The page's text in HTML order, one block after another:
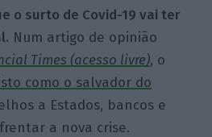
o surto de Covid-19 vai ter
Num artigo de opinião
Times (acesso livre), o
como o salvador do
a Estados, bancos e
a nova crise.